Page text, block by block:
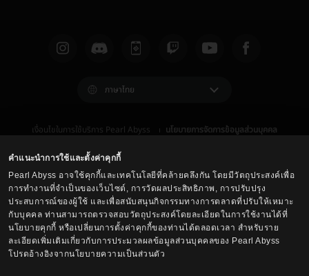
คำแนะนำการใช้และตั้งค่าคุกกี้
Pearl Abyss อาจใช้คุกกี้และเทคโนโลยีที่คล้ายคลึงกัน โดยมีวัตถุประสงค์เพื่อ
การทำงานที่จำเป็นของเว็บไซต์, การวัดผลประสิทธิภาพ, การปรับปรุง
ประสบการณ์ของผู้ใช้ และเพื่อสนับสนุนกิจกรรมทางการตลาดที่ปรับให้เหมาะ
กับบุคคล ท่านสามารถตรวจสอบวัตถุประสงค์โดยละเอียดในการใช้งานได้ที่
นโยบายคุกกี้ หรือเปลี่ยนการตั้งค่าคุกกี้ของท่านได้ตลอดเวลา สำหรับราย
ละเอียดเพิ่มเติมเกี่ยวกับการประมวลผลข้อมูลส่วนบุคคลของ Pearl Abyss
โปรดอ้างอิงจากนโยบายความเป็นส่วนตัว
ภาษาไทย
เงื่อนไขในการใช้บริการ Pearl Abyss
นโยบายการจัดการข้อมูลส่วนบุคคล
ตัวเลือกการปกป้องข้อมูลส่วนบุคคล